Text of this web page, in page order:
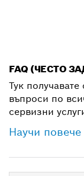
FAQ (ЧЕСТО
Тук
въпроси по
сервизни
Научи повече